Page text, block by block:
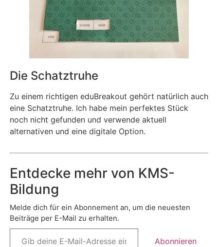
Die Schatztruhe
Zu einem richtigen eduBreakout gehört natürlich auch
eine Schatztruhe. Ich habe mein perfektes Stück
noch nicht gefunden und verwende aktuell
alternativen und eine digitale Option.
Entdecke mehr von KMS-
Bildung
Melde dich für ein Abonnement an, um die neuesten
Beiträge per E-Mail zu erhalten.
Abonnieren